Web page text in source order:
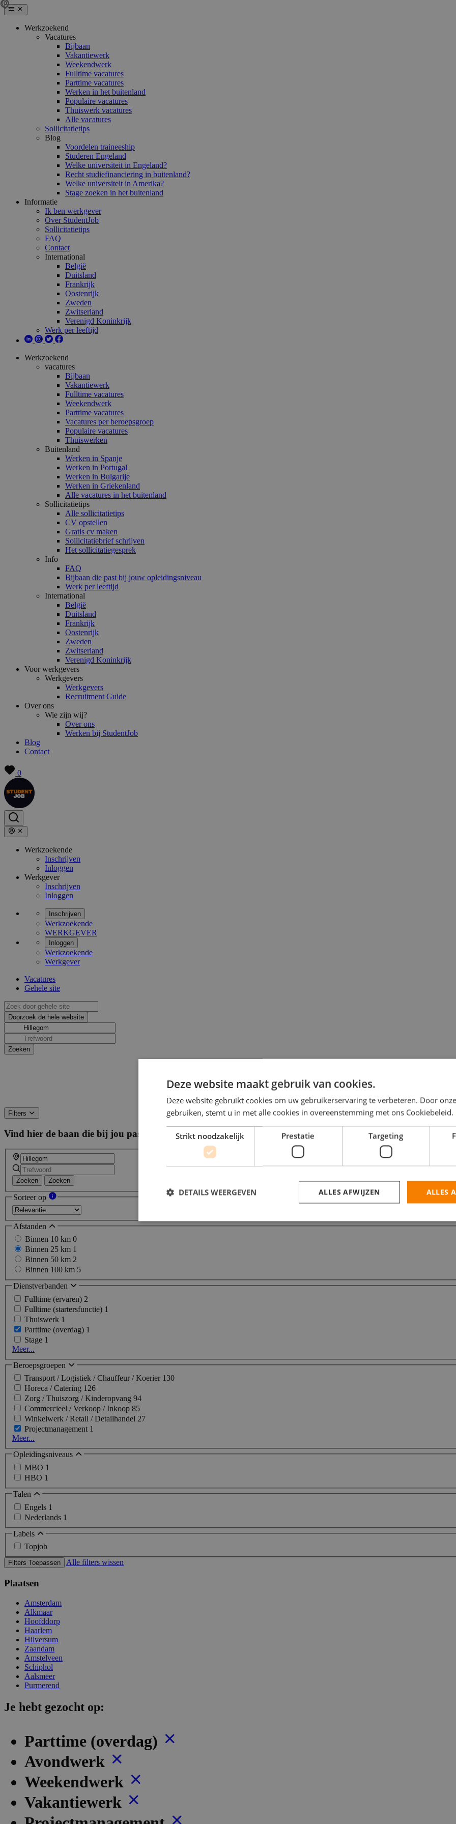
Werkzoekend
Vacatures
Bijbaan
Vakantiewerk
Weekendwerk
Fulltime vacatures
Parttime vacatures
Werken in het buitenland
Populaire vacatures
Thuiswerk vacatures
Alle vacatures
Sollicitatietips
Blog
Voordelen traineeship
Studeren Engeland
Welke universiteit in Engeland?
Recht studiefinanciering in buitenland?
Welke universiteit in Amerika?
Stage zoeken in het buitenland
Informatie
Ik ben werkgever
Over StudentJob
Sollicitatietips
FAQ
Contact
International
België
Duitsland
Frankrijk
Oostenrijk
Zweden
Zwitserland
Verenigd Koninkrijk
Werk per leeftijd
Werkzoekend
vacatures
Bijbaan
Vakantiewerk
Fulltime vacatures
Weekendwerk
Parttime vacatures
Vacatures per beroepsgroep
Populaire vacatures
Thuiswerken
Buitenland
Werken in Spanje
Werken in Portugal
Werken in Bulgarije
Werken in Griekenland
Alle vacatures in het buitenland
Sollicitatietips
Alle sollicitatietips
CV opstellen
Gratis cv maken
Sollicitatiebrief schrijven
Het sollicitatiegesprek
Info
FAQ
Bijbaan die past bij jouw opleidingsniveau
Werk per leeftijd
International
België
Duitsland
Frankrijk
Oostenrijk
Zweden
Zwitserland
Verenigd Koninkrijk
Voor werkgevers
Werkgevers
Werkgevers
Recruitment Guide
Over ons
Wie zijn wij?
Over ons
Werken bij StudentJob
Blog
Contact
0
Werkzoekende
Inschrijven
Inloggen
Werkgever
Inschrijven
Inloggen
Inschrijven
Werkzoekende
WERKGEVER
Inloggen
Werkzoekende
Werkgever
Vacatures
Gehele site
Filters
Vind hier de baan die bij jou past
Zoeken Zoeken
Sorteer op
Afstanden
Binnen 10 km 0
Binnen 25 km 1
Binnen 50 km 2
Binnen 100 km 5
Dienstverbanden
Fulltime (ervaren) 2
Fulltime (startersfunctie) 1
Thuiswerk 1
Parttime (overdag) 1
Stage 1
Meer...
Beroepsgroepen
Transport / Logistiek / Chauffeur / Koerier 130
Horeca / Catering 126
Zorg / Thuiszorg / Kinderopvang 94
Commercieel / Verkoop / Inkoop 85
Winkelwerk / Retail / Detailhandel 27
Projectmanagement 1
Meer...
Opleidingsniveaus
MBO 1
HBO 1
Talen
Engels 1
Nederlands 1
Labels
Topjob
Filters Toepassen Alle filters wissen
Plaatsen
Amsterdam
Alkmaar
Hoofddorp
Haarlem
Hilversum
Zaandam
Amstelveen
Schiphol
Aalsmeer
Purmerend
Je hebt gezocht op:
Parttime (overdag)
Avondwerk
Weekendwerk
Vakantiewerk
Deze website maakt gebruik van cookies.
Deze website gebruikt cookies om uw gebruikerservaring te verbeteren. Door
gebruiken, stemt u in met alle cookies in overeenstemming met ons Cookiebeleid.
Strikt noodzakelijk Prestatie Targeting
ALLES
ALLES AFWIJZEN
DETAILS WEERGEVEN